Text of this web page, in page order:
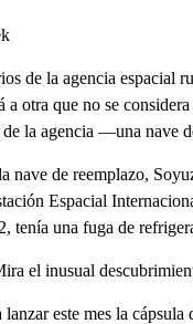
de la agencia espacial
a otra que no se
la agencia —una nave
nave de reemplazo,
Espacial
tenía una fuga de
el inusual
lanzar este mes la